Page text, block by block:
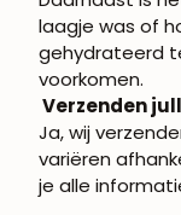
laagje was of
gehydrateerd
voorkomen.
Verzenden
Ja, wij
variëren
je alle